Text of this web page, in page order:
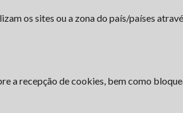
os sites ou a zona do país/países
a recepção de cookies, bem como